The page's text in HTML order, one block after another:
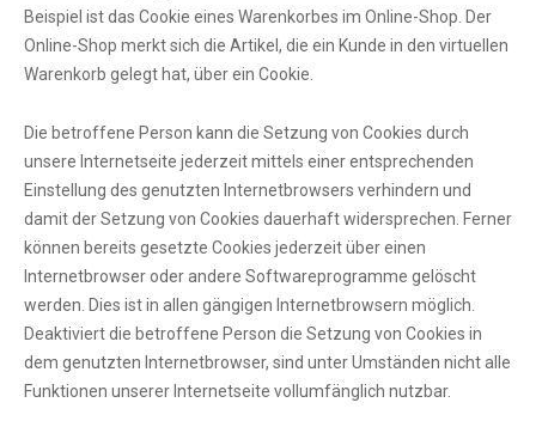
Beispiel ist das Cookie eines Warenkorbes im Online-Shop. Der
Online-Shop merkt sich die Artikel, die ein Kunde in den virtuellen
Warenkorb gelegt hat, über ein Cookie.
Die betroffene Person kann die Setzung von Cookies durch
unsere Internetseite jederzeit mittels einer entsprechenden
Einstellung des genutzten Internetbrowsers verhindern und
damit der Setzung von Cookies dauerhaft widersprechen. Ferner
können bereits gesetzte Cookies jederzeit über einen
Internetbrowser oder andere Softwareprogramme gelöscht
werden. Dies ist in allen gängigen Internetbrowsern möglich.
Deaktiviert die betroffene Person die Setzung von Cookies in
dem genutzten Internetbrowser, sind unter Umständen nicht alle
Funktionen unserer Internetseite vollumfänglich nutzbar.